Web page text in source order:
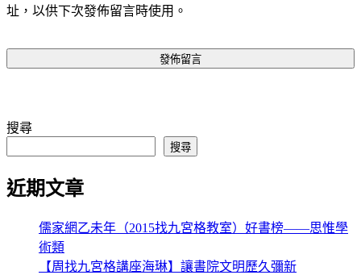
址，以供下次發佈留言時使用。
搜尋
搜尋
近期文章
儒家網乙未年（2015找九宮格教室）好書榜——思惟學
術類
【周找九宮格講座海琳】讓書院文明歷久彌新